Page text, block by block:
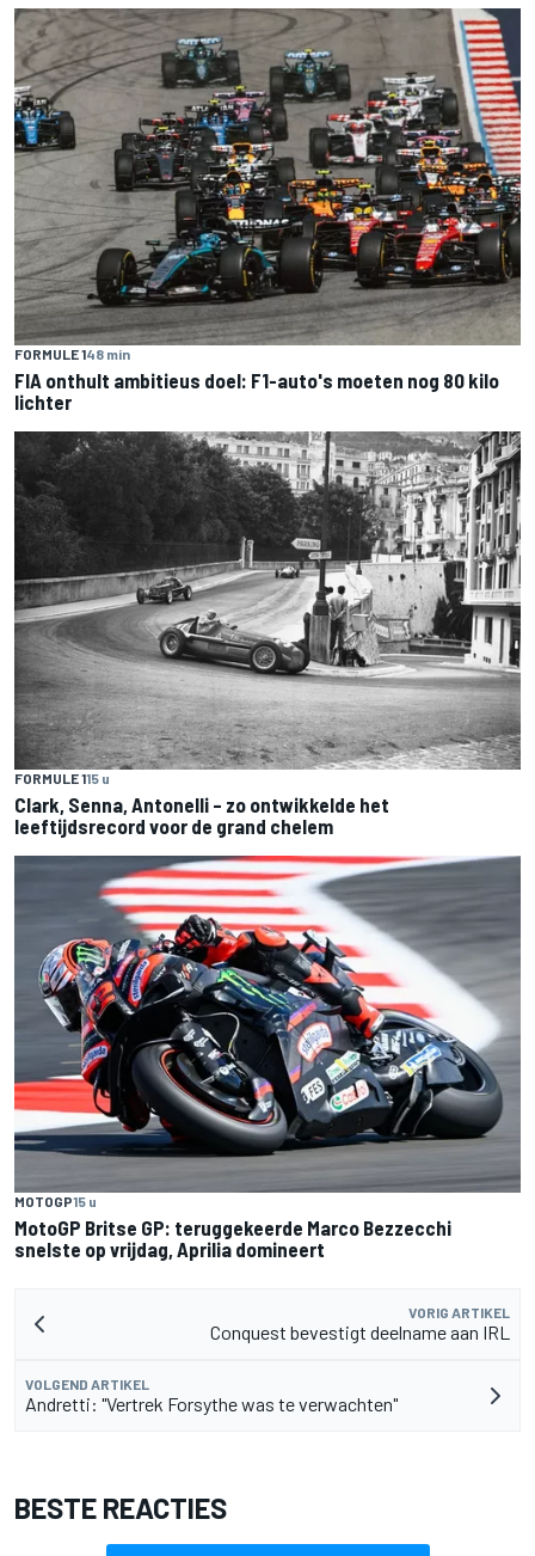
FORMULE 148 min
FIA onthult ambitieus doel: F1-auto's moeten nog 80 kilo
lichter
FORMULE 115 u
Clark, Senna, Antonelli – zo ontwikkelde het
leeftijdsrecord voor de grand chelem
MOTOGP15 u
MotoGP Britse GP: teruggekeerde Marco Bezzecchi
snelste op vrijdag, Aprilia domineert
VORIG ARTIKEL
Conquest bevestigt deelname aan IRL
VOLGEND ARTIKEL
Andretti: "Vertrek Forsythe was te verwachten"
BESTE REACTIES